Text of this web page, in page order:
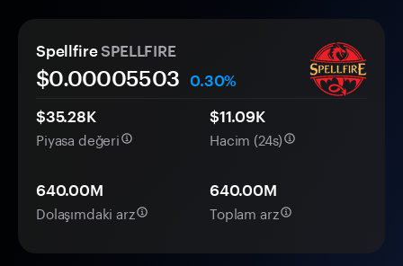
SpellfireSPELLFIRE
$0.00005503
0.30%
$35.28K
Piyasa değeri
$11.09K
Hacim (24s)
640.00M
Dolaşımdaki arz
640.00M
Toplam arz